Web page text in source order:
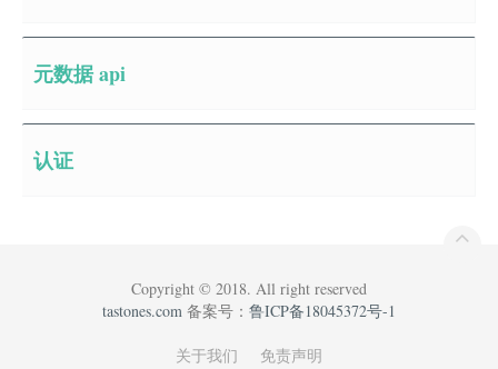
元数据 api
认证
Copyright © 2018. All right reserved
tastones.com 备案号： 鲁ICP备18045372号-1
关于我们 免责声明